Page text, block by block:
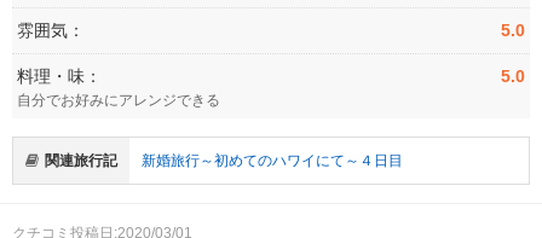
雰囲気： 5.0
料理・味： 5.0
自分でお好みにアレンジできる
関連旅行記 新婚旅行～初めてのハワイにて～４日目
クチコミ投稿日:2020/03/01